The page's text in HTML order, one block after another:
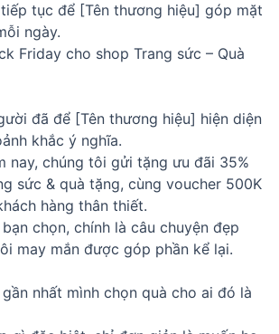
tục để [Tên thương hiệu] góp mặt
ngày.
Friday cho shop Trang sức – Quà
đã để [Tên thương hiệu] hiện diện
khắc ý nghĩa.
nay, chúng tôi gửi tặng ưu đãi 35%
sức & quà tặng, cùng voucher 500K
hàng thân thiết.
chọn, chính là câu chuyện đẹp
may mắn được góp phần kể lại.
nhất mình chọn quà cho ai đó là